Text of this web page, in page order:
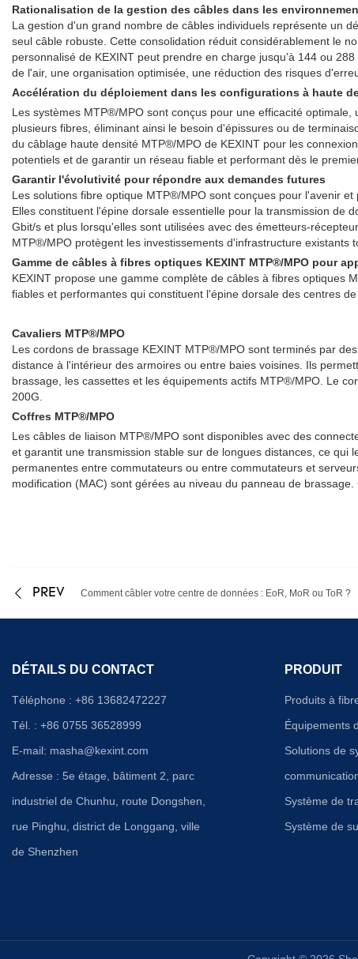
Rationalisation de la gestion des câbles dans les
La gestion d'un grand nombre de câbles individuels représente un
seul câble robuste. Cette consolidation réduit considérablement le
personnalisé de KEXINT peut prendre en charge jusqu'à 144 ou
de l'air, une organisation optimisée, une réduction des risques
Accélération du déploiement dans les configurations à haute
Les systèmes MTP®/MPO sont conçus pour une efficacité
plusieurs fibres, éliminant ainsi le besoin d'épissures ou de
du câblage haute densité MTP®/MPO de KEXINT pour les
potentiels et de garantir un réseau fiable et performant dès le
Garantir l'évolutivité pour répondre aux demandes futures
Les solutions fibre optique MTP®/MPO sont conçues pour l'avenir
Elles constituent l'épine dorsale essentielle pour la transmission de
Gbit/s et plus lorsqu'elles sont utilisées avec des émetteurs-
MTP®/MPO protègent les investissements d'infrastructure
Gamme de câbles à fibres optiques KEXINT MTP®/MPO pour
KEXINT propose une gamme complète de câbles à fibres optiques
fiables et performantes qui constituent l'épine dorsale des centres
Cavaliers MTP®/MPO
Les cordons de brassage KEXINT MTP®/MPO sont terminés par
distance à l'intérieur des armoires ou entre baies voisines. Ils
brassage, les cassettes et les équipements actifs MTP®/MPO. Le
200G.
Coffres MTP®/MPO
Les câbles de liaison MTP®/MPO sont disponibles avec des
et garantit une transmission stable sur de longues distances, ce
permanentes entre commutateurs ou entre commutateurs et
modification (MAC) sont gérées au niveau du panneau de
PREV Comment câbler votre centre de données : EoR, MoR ou ToR ?
DÉTAILS DU CONTACT
Téléphone : +86 13682472227
Tél. : +86 0755 36528999
E-mail: masha@kexint.com
Adresse : 5e étage, bâtiment 2, parc
industriel de Chunhu, route Dongshen,
rue Pinghu, district de Longgang, ville
de Shenzhen
PRODUIT
Produits à
Équipements
Solutions de
Système de
Système de